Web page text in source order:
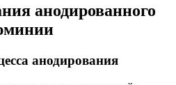
анодированного
анодирования